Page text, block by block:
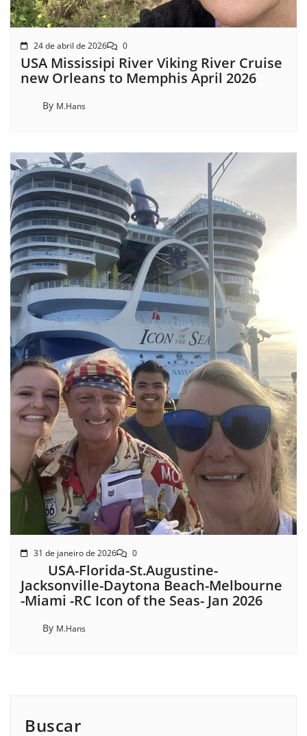
24 de abril de 2026 0
USA Mississipi River Viking River Cruise
new Orleans to Memphis April 2026
By M.Hans
31 de janeiro de 2026 0
USA-Florida-St.Augustine-
Jacksonville-Daytona Beach-Melbourne
-Miami -RC Icon of the Seas- Jan 2026
By M.Hans
Buscar